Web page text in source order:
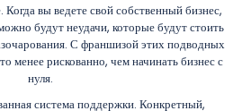
вы ведете свой собственный бизнес,
будут неудачи, которые будут стоить
С франшизой этих подводных
менее рискованно, чем начинать бизнес с
нуля.
система поддержки. Конкретный,